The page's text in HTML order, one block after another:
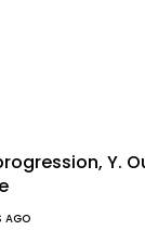
Y.
AGO